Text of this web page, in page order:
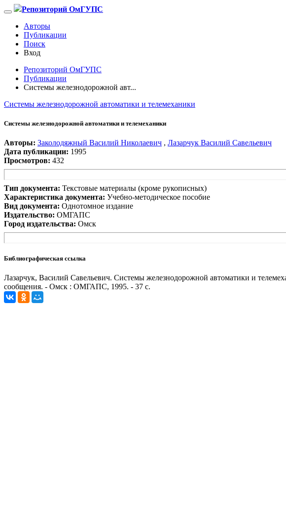
Репозиторий ОмГУПС
Авторы
Публикации
Поиск
Вход
Репозиторий ОмГУПС
Публикации
Системы железнодорожной авт...
Системы железнодорожной автоматики и телемеханики
Системы железнодорожной автоматики и телемеханики
Авторы: Заколодяжный Василий Николаевич , Лазарчук Василий Савельевич
Дата публикации: 1995
Просмотров: 432
Тип документа: Текстовые материалы (кроме рукописных)
Характеристика документа: Учебно-методическое пособие
Вид документа: Однотомное издание
Издательство: ОМГАПС
Город издательства: Омск
Библиографическая ссылка
Лазарчук, Василий Савельевич. Системы железнодорожной автоматики и
сообщения. - Омск : ОМГАПС, 1995. - 37 с.